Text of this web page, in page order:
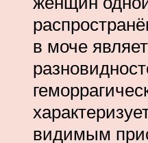
в моче
видимым